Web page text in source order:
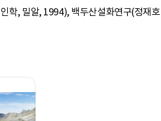
학, 밀알, 1994), 백두산설화연구(정재